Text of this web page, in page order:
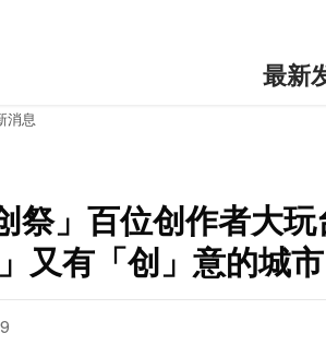
最新
消息
祭」百位创作者大
又有「创」意的城市